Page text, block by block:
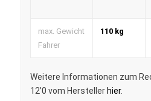
max. Gewicht
Fahrer
110 kg
Weitere Informationen zum
12’0 vom Hersteller hier.